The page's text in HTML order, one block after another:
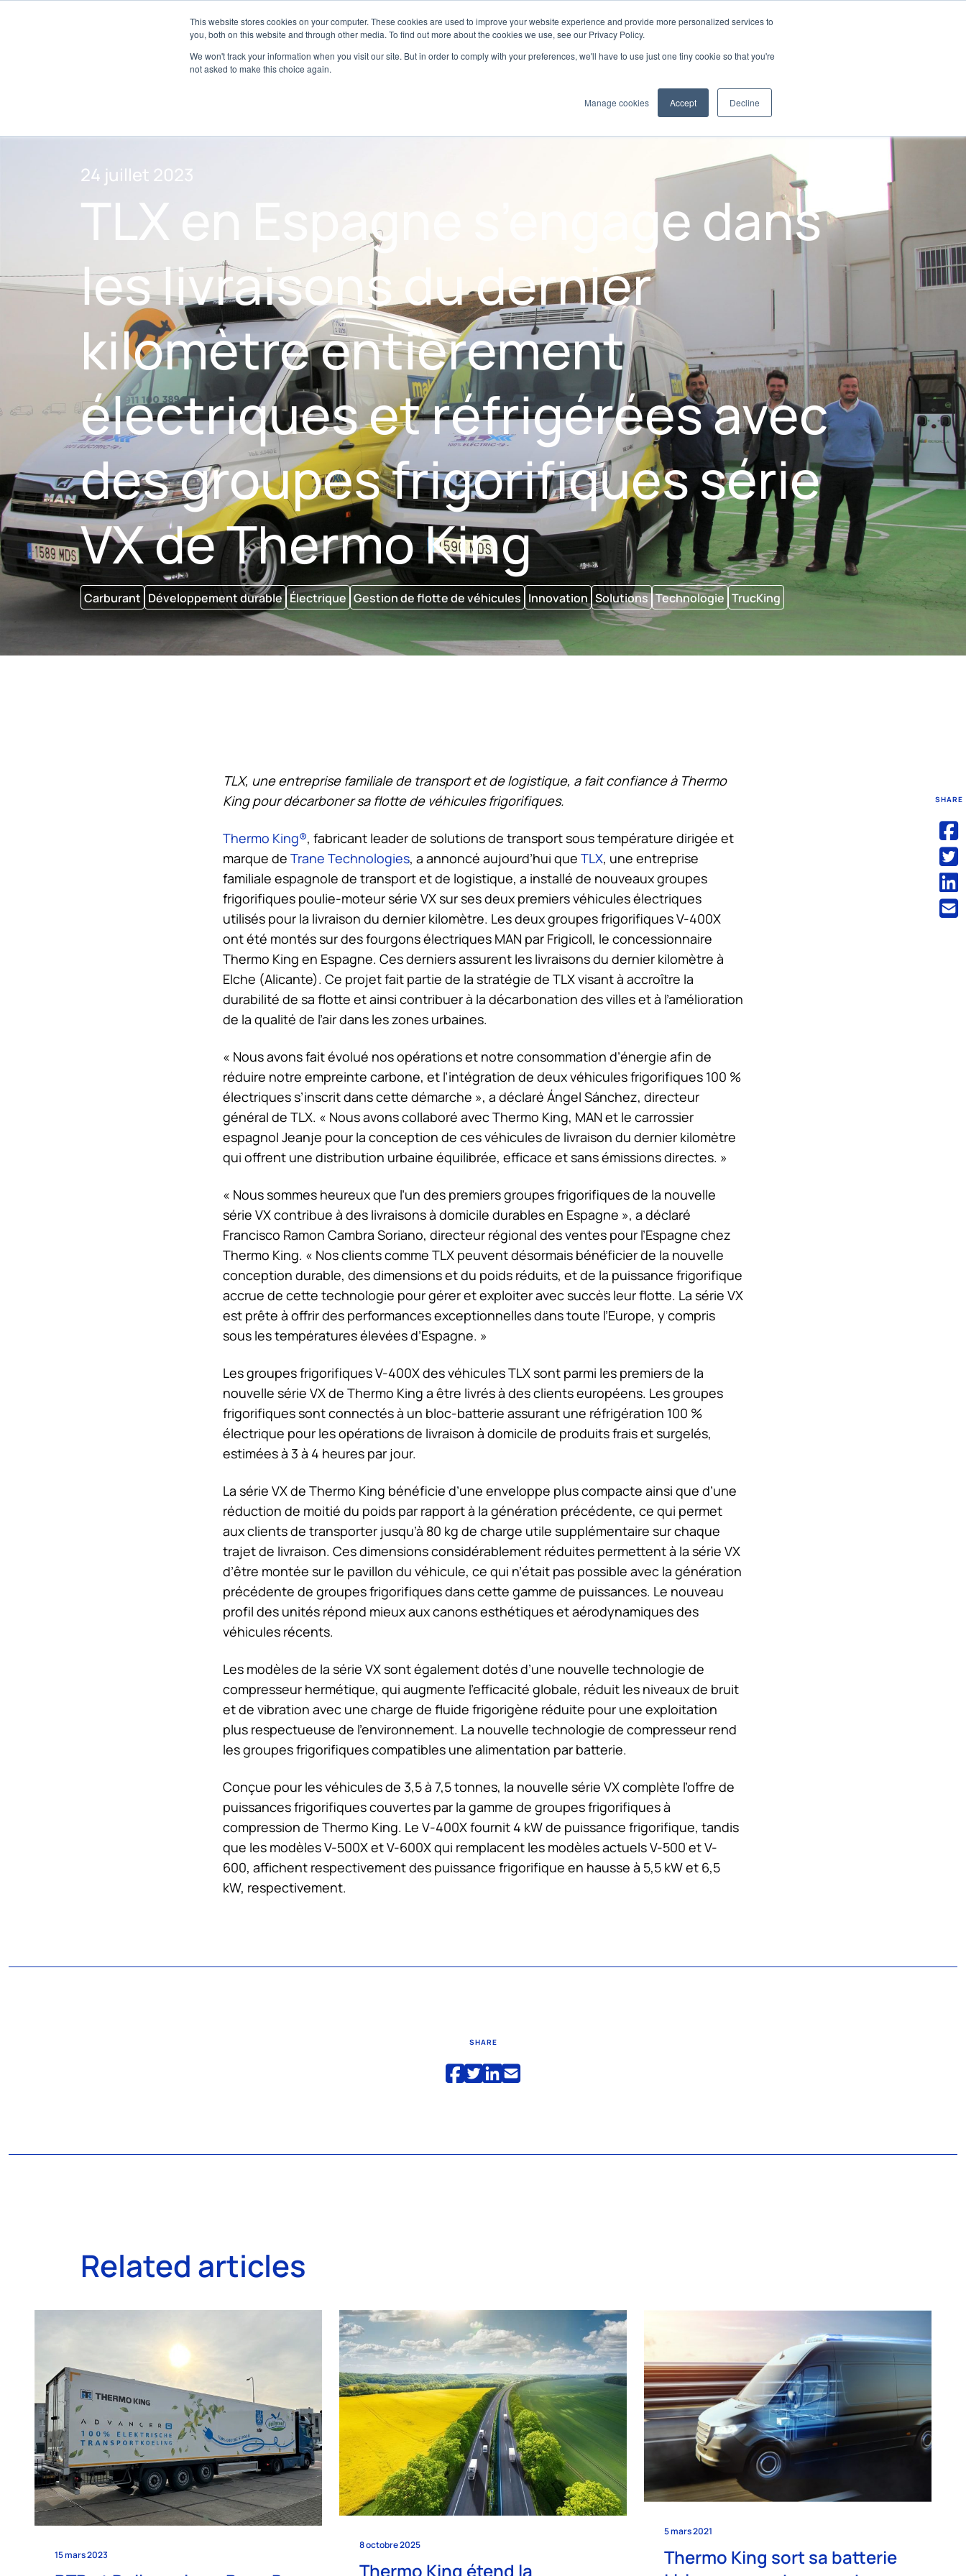
This website stores cookies on your computer. These cookies are used to improve your website experience and provide more personalized services to
you, both on this website and through other media. To find out more about the cookies we use, see our Privacy Policy.
We won't track your information when you visit our site. But in order to comply with your preferences, we'll have to use just one tiny cookie so that you're
not asked to make this choice again.
Manage cookies Accept Decline
Réseau de concessionnairesEspace média Marine
ProduitsTechnologiesServicesApplications
24 juillet 2023
TLX en Espagne s’engage dans
les livraisons du dernier
kilomètre entièrement
électriques et réfrigérées avec
des groupes frigorifiques série
VX de Thermo King
Carburant Développement durable Électrique Gestion de flotte de véhicules Innovation Solutions Technologie TrucKing
SHARE
TLX, une entreprise familiale de transport et de logistique, a fait confiance à Thermo
Kingpour décarboner sa flotte de véhicules frigorifiques.
Thermo King®, fabricant leader de solutions de transport sous température dirigée et
marque de Trane Technologies, a annoncé aujourd’hui que TLX, une entreprise
familiale espagnole de transport et de logistique, a installé de nouveaux groupes
frigorifiques poulie-moteur série VX sur ses deux premiers véhicules électriques
utilisés pour la livraison du dernier kilomètre. Les deux groupes frigorifiques V-400X
ont été montés sur des fourgons électriques MAN par Frigicoll, le concessionnaire
Thermo King en Espagne. Ces derniers assurent les livraisons du dernier kilomètre à
Elche (Alicante). Ce projet fait partie de la stratégie de TLX visant à accroître la
durabilité de sa flotte et ainsi contribuer à la décarbonation des villes et à l’amélioration
de la qualité de l’air dans les zones urbaines.
« Nous avons fait évolué nos opérations et notre consommation d’énergie afin de
réduire notre empreinte carbone, et l’intégration de deux véhicules frigorifiques 100 %
électriques s’inscrit dans cette démarche », a déclaré Ángel Sánchez, directeur
général de TLX. « Nous avons collaboré avecThermo King, MAN et le carrossier
espagnol Jeanje pour la conception de ces véhicules de livraison du dernier kilomètre
qui offrent une distribution urbaine équilibrée, efficace et sans émissions directes. »
« Nous sommes heureux que l’un des premiers groupes frigorifiques de la nouvelle
série VX contribue à des livraisons à domicile durables en Espagne », a déclaré
Francisco Ramon Cambra Soriano, directeur régional des ventes pour l’Espagne chez
Thermo King. « Nos clients comme TLX peuvent désormais bénéficier de la nouvelle
conception durable, des dimensions et du poids réduits, et de la puissance frigorifique
accrue de cette technologie pour gérer et exploiter avec succès leur flotte. La série VX
est prête à offrir des performances exceptionnelles dans toute l’Europe, y compris
sous les températures élevées d’Espagne. »
Les groupes frigorifiques V-400X des véhicules TLX sont parmi les premiers de la
nouvelle série VX de Thermo King a être livrés à des clients européens. Les groupes
frigorifiques sont connectés à un bloc-batterie assurant une réfrigération 100 %
électrique pour les opérations de livraison à domicile de produits frais et surgelés,
estimées à 3 à 4 heures par jour.
La série VX de Thermo King bénéficie d’une enveloppe plus compacte ainsi que d’une
réduction de moitié du poids par rapport à la génération précédente, ce qui permet
aux clients de transporter jusqu’à 80 kg de charge utile supplémentaire sur chaque
trajet de livraison. Ces dimensions considérablement réduites permettent à la série VX
d’être montée sur le pavillon du véhicule, ce qui n’était pas possible avec la génération
précédente de groupes frigorifiques dans cette gamme de puissances. Le nouveau
profil des unités répond mieux aux canons esthétiques et aérodynamiques des
véhicules récents.
Les modèles de la série VX sont également dotés d’une nouvelle technologie de
compresseur hermétique, qui augmente l’efficacité globale, réduit les niveaux de bruit
et de vibration avec une charge de fluide frigorigène réduite pour une exploitation
plus respectueuse de l’environnement. La nouvelle technologie de compresseur rend
les groupes frigorifiques compatibles une alimentation par batterie.
Conçue pour les véhicules de 3,5 à 7,5 tonnes, la nouvelle série VX complète l’offre de
puissances frigorifiques couvertes par la gamme de groupes frigorifiques à
compression de Thermo King. Le V‑400X fournit 4 kW de puissance frigorifique, tandis
que les modèles V-500X et V-600X qui remplacent les modèles actuels V-500 et V-
600, affichent respectivement des puissance frigorifique en hausse à 5,5 kW et 6,5
kW, respectivement.
SHARE
Related articles
15 mars 2023
8 octobre 2025
Thermo King étend la
5 mars 2021
Thermo King sort sa batterie